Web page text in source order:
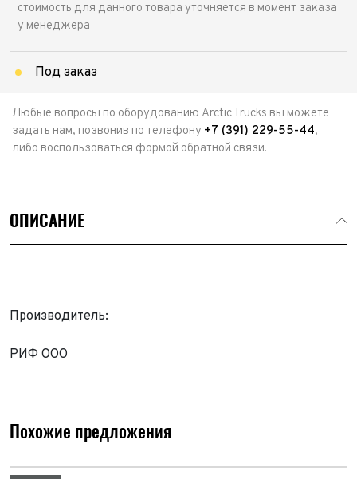
стоимость для данного товара уточняется в момент заказа
у менеджера
Под заказ
Любые вопросы по оборудованию Arctic Trucks вы можете
задать нам, позвонив по телефону +7 (391) 229-55-44,
либо воспользоваться формой обратной связи.
ОПИСАНИЕ
Производитель:
РИФ ООО
Похожие предложения
Имя*
Телефон*